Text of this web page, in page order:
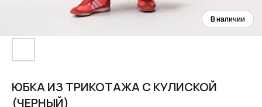
ЮБКА ИЗ ТРИКОТАЖА С КУЛИСКОЙ
(ЧЕРНЫЙ)